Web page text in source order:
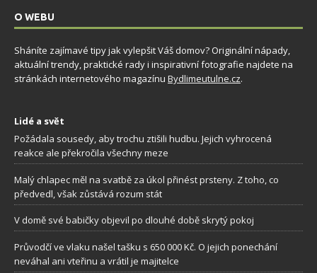
O WEBU
Sháníte zajímavé tipy jak vylepšit Váš domov? Originální nápady,
aktuální trendy, praktické rady i inspirativní fotografie najdete na
stránkách internetového magazínu Bydlimeutulne.cz.
Lidé a svět
Požádala sousedy, aby trochu ztišili hudbu. Jejich vyhrocená
reakce ale překročila všechny meze
Malý chlapec měl na svatbě za úkol přinést prsteny. Z toho, co
předvedl, však zůstává rozum stát
V domě své babičky objevil po dlouhé době skrytý pokoj
Průvodčí ve vlaku našel tašku s 650 000 Kč. O jejich ponechání
neváhal ani vteřinu a vrátil je majitelce